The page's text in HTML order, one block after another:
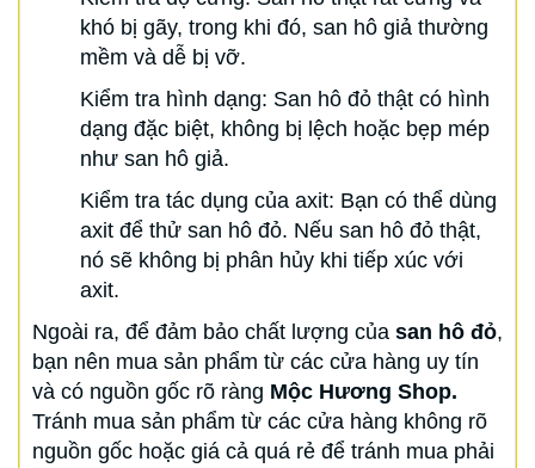
khó bị gãy, trong khi đó, san hô giả thường
mềm và dễ bị vỡ.
Kiểm tra hình dạng: San hô đỏ thật có hình
dạng đặc biệt, không bị lệch hoặc bẹp mép
như san hô giả.
Kiểm tra tác dụng của axit: Bạn có thể dùng
axit để thử san hô đỏ. Nếu san hô đỏ thật,
nó sẽ không bị phân hủy khi tiếp xúc với
axit.
Ngoài ra, để đảm bảo chất lượng của san hô đỏ,
bạn nên mua sản phẩm từ các cửa hàng uy tín
và có nguồn gốc rõ ràng Mộc Hương Shop.
Tránh mua sản phẩm từ các cửa hàng không rõ
nguồn gốc hoặc giá cả quá rẻ để tránh mua phải